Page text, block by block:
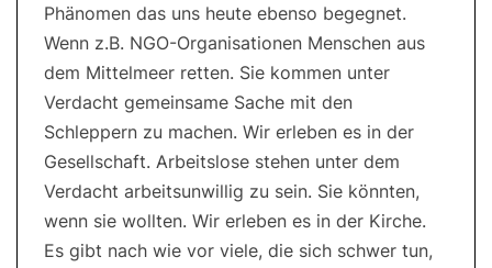
Phänomen das uns heute ebenso begegnet.
Wenn z.B. NGO-Organisationen Menschen aus
dem Mittelmeer retten. Sie kommen unter
Verdacht gemeinsame Sache mit den
Schleppern zu machen. Wir erleben es in der
Gesellschaft. Arbeitslose stehen unter dem
Verdacht arbeitsunwillig zu sein. Sie könnten,
wenn sie wollten. Wir erleben es in der Kirche.
Es gibt nach wie vor viele, die sich schwer tun,